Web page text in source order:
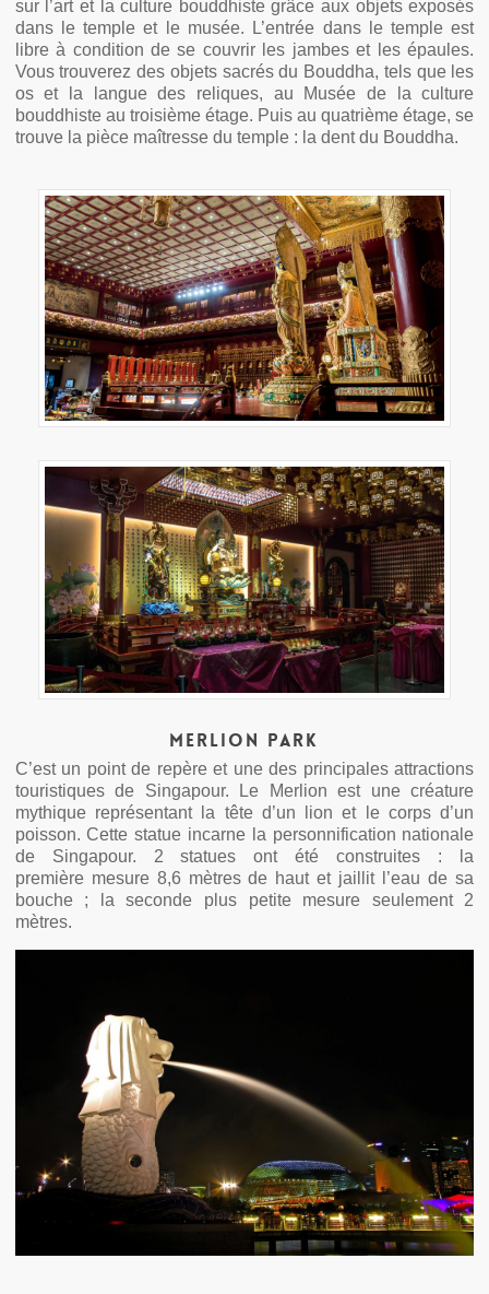
sur l’art et la culture bouddhiste grâce aux objets exposés
dans le temple et le musée. L’entrée dans le temple est
libre à condition de se couvrir les jambes et les épaules.
Vous trouverez des objets sacrés du Bouddha, tels que les
os et la langue des reliques, au Musée de la culture
bouddhiste au troisième étage. Puis au quatrième étage, se
trouve la pièce maîtresse du temple : la dent du Bouddha.
Merlion Park
C’est un point de repère et une des principales attractions
touristiques de Singapour. Le Merlion est une créature
mythique représentant la tête d’un lion et le corps d’un
poisson. Cette statue incarne la personnification nationale
de Singapour. 2 statues ont été construites : la
première mesure 8,6 mètres de haut et jaillit l’eau de sa
bouche ; la seconde plus petite mesure seulement 2
mètres.